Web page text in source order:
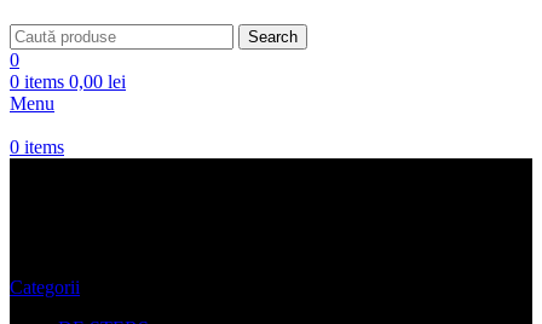
Search
0
0 items 0,00 lei
Menu
0 items
Categorii